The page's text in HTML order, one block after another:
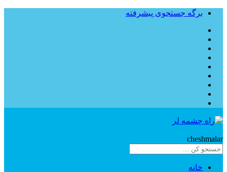
برگه جستجوی پیشرفته
cheshmalar
خانه